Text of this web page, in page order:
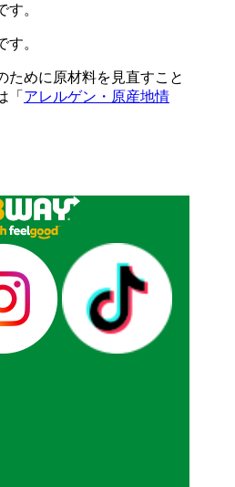
。
。
めに原材料を見直すこと
「 アレルゲン・原産地情